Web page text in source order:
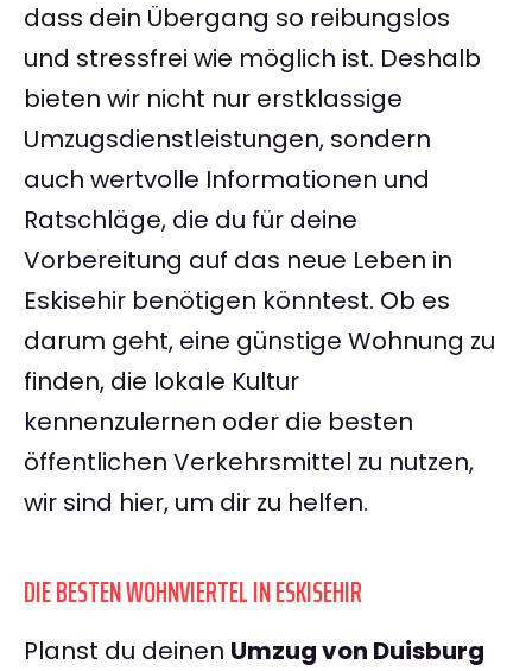
dass dein Übergang so reibungslos
und stressfrei wie möglich ist. Deshalb
bieten wir nicht nur erstklassige
Umzugsdienstleistungen, sondern
auch wertvolle Informationen und
Ratschläge, die du für deine
Vorbereitung auf das neue Leben in
Eskisehir benötigen könntest. Ob es
darum geht, eine günstige Wohnung zu
finden, die lokale Kultur
kennenzulernen oder die besten
öffentlichen Verkehrsmittel zu nutzen,
wir sind hier, um dir zu helfen.
DIE BESTEN WOHNVIERTEL IN ESKISEHIR
Planst du deinen Umzug von Duisburg